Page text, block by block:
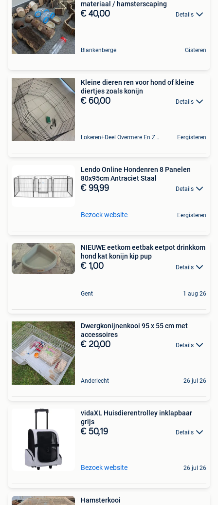
materiaal / hamsterscaping
€ 40,00 Details
Blankenberge Gisteren
Kleine dieren ren voor hond of kleine
diertjes zoals konijn
€ 60,00 Details
Lokeren+Deel Overmere En Zele Eergisteren
Lendo Online Hondenren 8 Panelen
80x95cm Antraciet Staal
€ 99,99 Details
Bezoek website Eergisteren
NIEUWE eetkom eetbak eetpot drinkkom
hond kat konijn kip pup
€ 1,00 Details
Gent 1 aug 26
Dwergkonijnenkooi 95 x 55 cm met
accessoires
€ 20,00 Details
Anderlecht 26 jul 26
vidaXL Huisdierentrolley inklapbaar
grijs
€ 50,19 Details
Bezoek website 26 jul 26
Hamsterkooi